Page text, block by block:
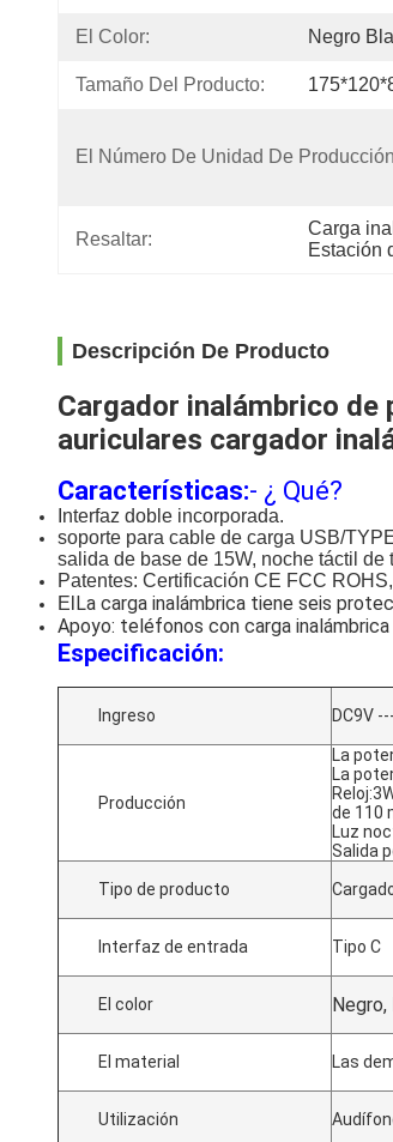
El Color: Negro
Tamaño Del Producto:
El Número De Unidad De
Resaltar:
Carga
Estación
Descripción De Producto
Cargador inalámbrico
auriculares cargador
Características:- ¿ Qué?
Interfaz doble incorporada.
soporte para cable de carga USB/
salida de base de 15W, noche táctil de
Patentes: Certificación CE FCC
El La carga inalámbrica tiene seis
Apoyo: teléfonos con carga inalámbrica
Especificación:
Ingreso DC9V
Producción
La
La
de 110
Luz
Salida
Tipo de producto
Interfaz de entrada Tipo C
El color Negro,
El material Las
Utilización